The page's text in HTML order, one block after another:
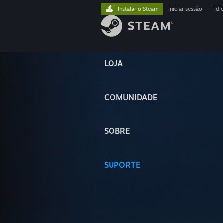
LOJA
COMUNIDADE
SOBRE
SUPORTE
Instalar o Steam iniciar sessão